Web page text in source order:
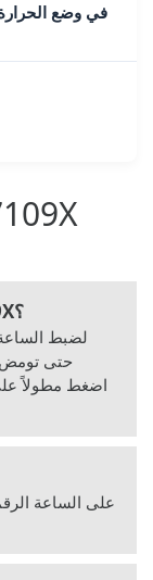
كيف ضبط الساعة على فرن CMD7109X؟
لضبط
حتى تومض
اضغط مطولاً
على الساعة